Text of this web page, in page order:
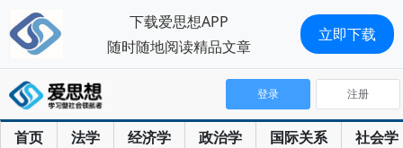
首页 法学 经济学 政治学 国际关系 社会学
登录 注册
下载爱思想APP
随时随地阅读精品文章
立即下载